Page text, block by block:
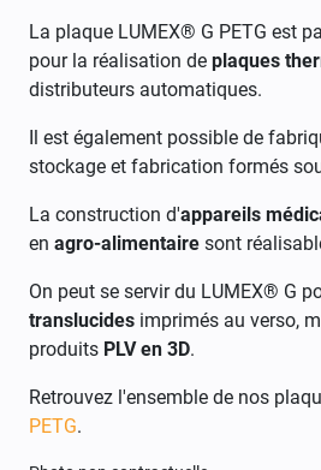
La plaque LUMEX® G PETG est
pour la réalisation de plaques
distributeurs automatiques.
Il est également possible de
stockage et fabrication formés
La construction d'appareils
en agro-alimentaire sont
On peut se servir du LUMEX® G
translucides imprimés au verso,
produits PLV en 3D.
Retrouvez l'ensemble de nos
PETG.